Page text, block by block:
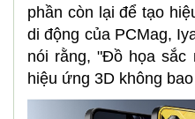
phần còn lại để tạo
di động của PCMag,
nói rằng, "Đồ họa
hiệu ứng 3D không